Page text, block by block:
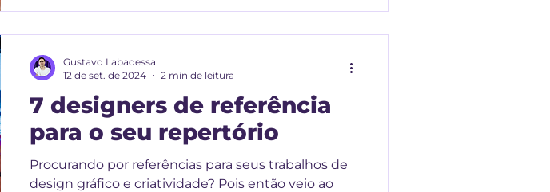
7 designers de referência
para o seu repertório
Procurando por referências para seus trabalhos de
design gráfico e criatividade? Pois então veio ao
Gustavo Labadessa
12 de set. de 2024
2 min de leitura